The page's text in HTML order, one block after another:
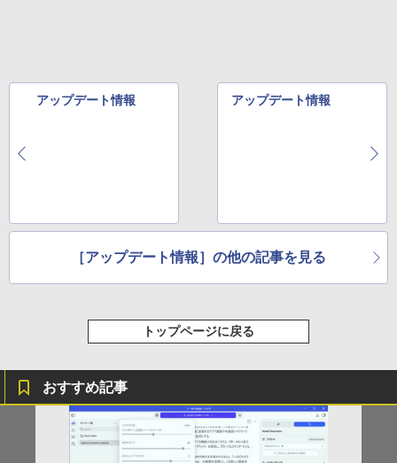
5
24 液晶モニター E2425HSM 23.8型 フル
HD IPS リフレッシュレート 100Hz VES
アップデート情報 アップデート情報
［アップデート情報］の他の記事を見る
トップページに戻る
おすすめ記事